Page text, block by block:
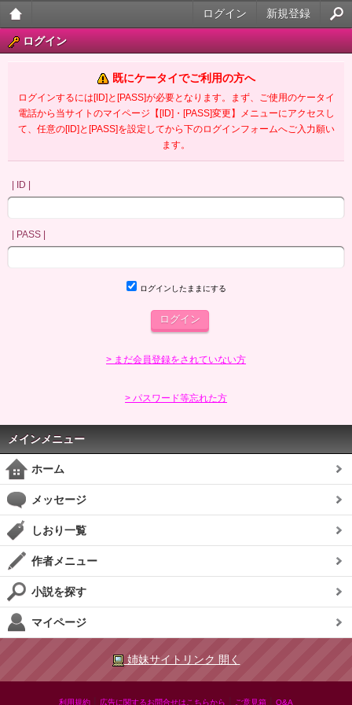
大人
ータ
イ官
新規登録
ログイン
ログイン
既にケータイでご利用の方へ
ログインするには[ID]と[PASS]が必要となります。まず、ご使用のケータイ
電話から当サイトのマイページ【[ID]・[PASS]変更】メニューにアクセスし
て、任意の[ID]と[PASS]を設定してから下のログインフォームへご入力願い
ます。
| ID |
| PASS |
ログインしたままにする
> まだ会員登録をされていない方
> パスワード等忘れた方
メインメニュー
ホーム
メッセージ
しおり一覧
作者メニュー
小説を探す
マイページ
姉妹サイトリンク 開く
利用規約 広告に関するお問合せはこちらから ご意見箱 Q&A